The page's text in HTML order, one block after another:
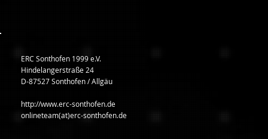
ERC Sonthofen 1999 e.V.
Hindelangerstraße 24
D-87527 Sonthofen / Allgäu
http://www.erc-sonthofen.de
onlineteam(at)erc-sonthofen.de